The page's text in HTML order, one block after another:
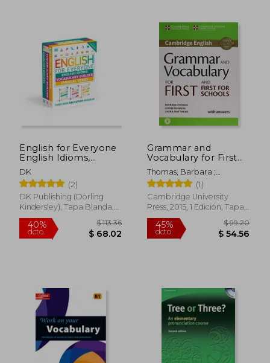
dcto. $ 58.52 dcto.
English for Everyone
English Idioms,
Vocabulary Builder,
Phrasal Verbs 3 Book
box set (en Inglés)
DK
(2)
DK Publishing (Dorling
Kindersley), Tapa Blanda,
Nuevo
Grammar and
Vocabulary for First
and First for Schools
Book With Answers
and Audio (en Inglés)
Thomas, Barbara ;
Hashemi, Louise ;
Matthews, Laura
(1)
Cambridge University
Press, 2015, 1 Edición, Tapa
Blanda, Nuevo